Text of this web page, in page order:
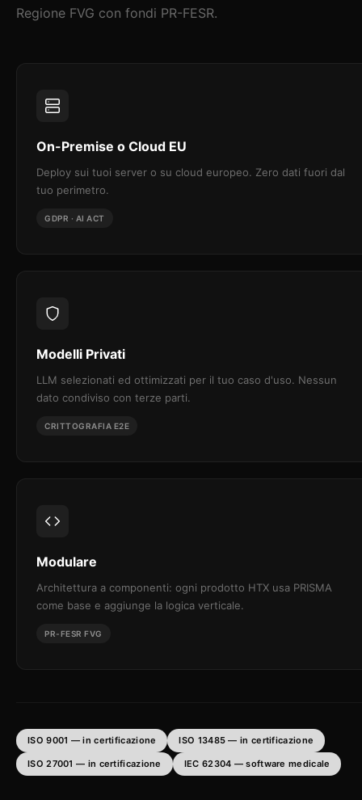
Regione FVG con fondi PR-FESR.
On-Premise o Cloud EU
Deploy sui tuoi server o su cloud europeo. Zero dati fuori dal
tuo perimetro.
GDPR · AI ACT
Modelli Privati
LLM selezionati ed ottimizzati per il tuo caso d'uso. Nessun
dato condiviso con terze parti.
CRITTOGRAFIA E2E
Modulare
Architettura a componenti: ogni prodotto HTX usa PRISMA
come base e aggiunge la logica verticale.
PR-FESR FVG
ISO 9001 — in certificazione ISO 13485 — in certificazione
ISO 27001 — in certificazione IEC 62304 — software medicale